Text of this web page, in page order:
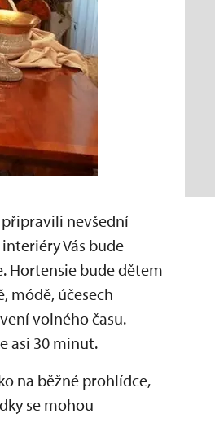
nevšední
Vás bude
Hortensie bude dětem
módě, účesech
volného času.
asi 30 minut.
na běžné prohlídce,
se mohou